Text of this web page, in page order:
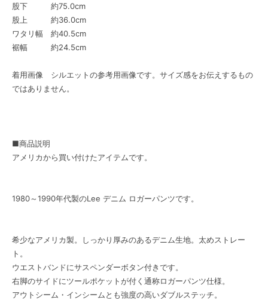
股下 約75.0cm
股上 約36.0cm
ワタリ幅 約40.5cm
裾幅 約24.5cm
着用画像 シルエットの参考用画像です。サイズ感をお伝えするもの
ではありません。
■商品説明
アメリカから買い付けたアイテムです。
1980～1990年代製のLee デニム ロガーパンツです。
希少なアメリカ製。しっかり厚みのあるデニム生地。太めストレー
ト。
ウエストバンドにサスペンダーボタン付きです。
右脚のサイドにツールポケットが付く通称ロガーパンツ仕様。
アウトシーム・インシームとも強度の高いダブルステッチ。